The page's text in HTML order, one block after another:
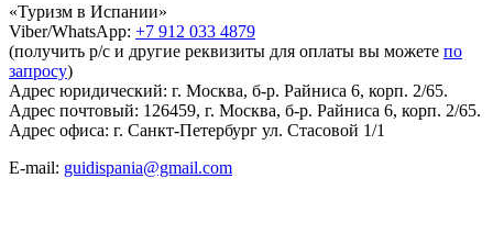
«Туризм в Испании»
Viber/WhatsApp: +7 912 033 4879
(получить р/с и другие реквизиты для оплаты вы можете по
запросу)
Адрес юридический: г. Москва, б-р. Райниса 6, корп. 2/65.
Адрес почтовый: 126459, г. Москва, б-р. Райниса 6, корп. 2/65.
Адрес офиса: г. Санкт-Петербург ул. Стасовой 1/1
E-mail: guidispania@gmail.com